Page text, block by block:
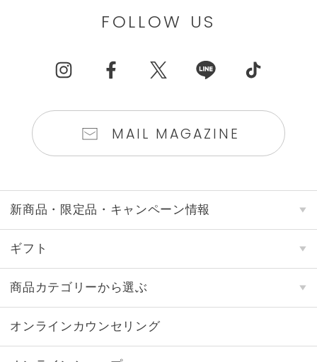
FOLLOW US
MAIL MAGAZINE
新商品・限定品・キャンペーン情報
ギフト
商品カテゴリーから選ぶ
オンラインカウンセリング